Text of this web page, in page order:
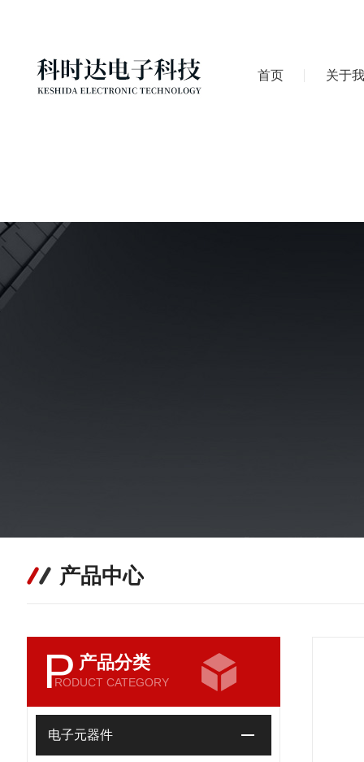
首页 关于
产品中心
P 产品分类
RODUCT CATEGORY
电子元器件